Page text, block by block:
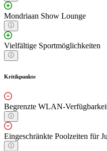
Mondriaan Show Lounge
Vielfältige Sportmöglichkeiten
Kritikpunkte
Begrenzte WLAN-
Eingeschränkte Poolzeiten für